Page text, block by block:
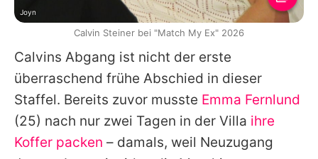
Calvins Abgang ist nicht der erste
überraschend frühe Abschied in dieser
Staffel. Bereits zuvor musste Emma Fernlund
(25) nach nur zwei Tagen in der Villa ihre
Koffer packen – damals, weil Neuzugang
Joyn
Calvin Steiner bei "Match My Ex" 2026